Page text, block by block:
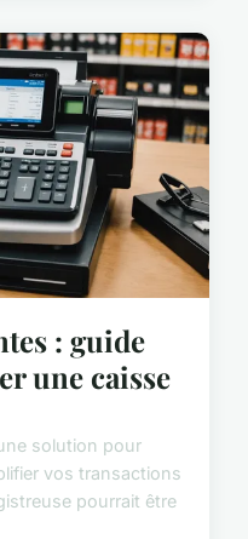
: guide
une caisse
solution pour
vos transactions
pourrait être